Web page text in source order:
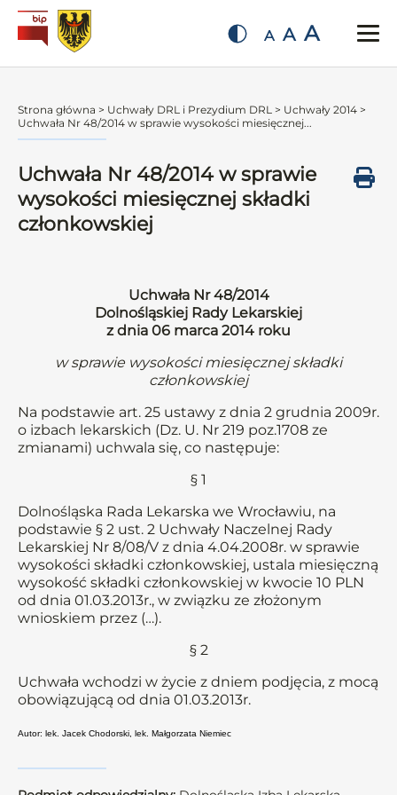
A A A
Strona główna > Uchwały DRL i Prezydium DRL > Uchwały 2014 >
Uchwała Nr 48/2014 w sprawie wysokości miesięcznej...
Uchwała Nr 48/2014 w sprawie
wysokości miesięcznej składki
członkowskiej
Uchwała Nr 48/2014
Dolnośląskiej Rady Lekarskiej
z dnia 06 marca 2014 roku
w sprawie wysokości miesięcznej składki
członkowskiej
Na podstawie art. 25 ustawy z dnia 2 grudnia 2009r.
o izbach lekarskich (Dz. U. Nr 219 poz.1708 ze
zmianami) uchwala się, co następuje:
§ 1
Dolnośląska Rada Lekarska we Wrocławiu, na
podstawie § 2 ust. 2 Uchwały Naczelnej Rady
Lekarskiej Nr 8/08/V z dnia 4.04.2008r. w sprawie
wysokości składki członkowskiej, ustala miesięczną
wysokość składki członkowskiej w kwocie 10 PLN
od dnia 01.03.2013r., w związku ze złożonym
wnioskiem przez (…).
§ 2
Uchwała wchodzi w życie z dniem podjęcia, z mocą
obowiązującą od dnia 01.03.2013r.
Autor: lek. Jacek Chodorski, lek. Małgorzata Niemiec